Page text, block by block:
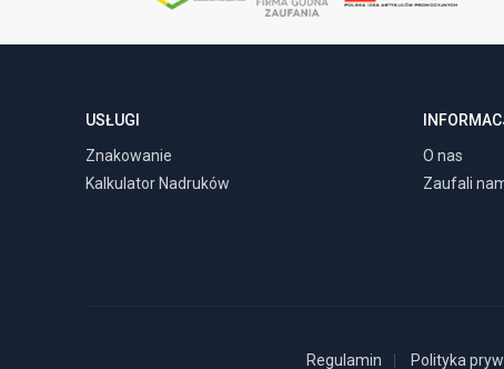
USŁUGI
Znakowanie
Kalkulator Nadruków
O nas
Zaufali
Regulamin Polityka